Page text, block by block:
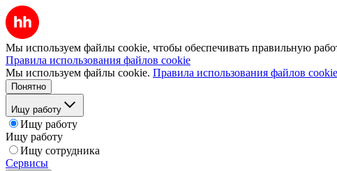
Мы используем файлы cookie, чтобы обеспечивать правильную
Правила использования файлов cookie
Мы используем файлы cookie. Правила использования файлов cookie
Понятно
Ищу работу
Ищу работу
Ищу работу
Ищу сотрудника
Сервисы